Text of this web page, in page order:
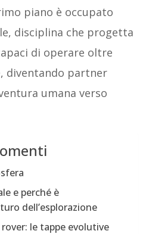
piano è occupato
disciplina che progetta
di operare oltre
diventando partner
umana verso
e perché è
dell’esplorazione
le tappe evolutive